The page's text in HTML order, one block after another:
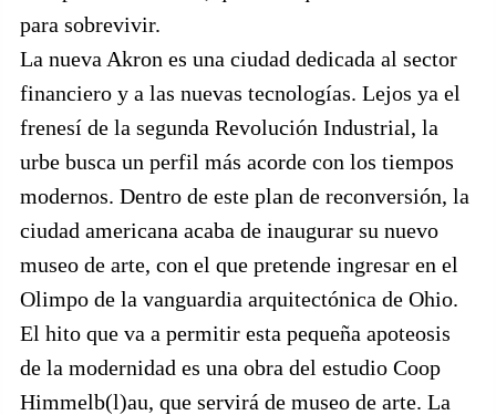
para sobrevivir.
La nueva Akron es una ciudad dedicada al sector
financiero y a las nuevas tecnologías. Lejos ya el
frenesí de la segunda Revolución Industrial, la
urbe busca un perfil más acorde con los tiempos
modernos. Dentro de este plan de reconversión, la
ciudad americana acaba de inaugurar su nuevo
museo de arte, con el que pretende ingresar en el
Olimpo de la vanguardia arquitectónica de Ohio.
El hito que va a permitir esta pequeña apoteosis
de la modernidad es una obra del estudio Coop
Himmelb(l)au, que servirá de museo de arte. La